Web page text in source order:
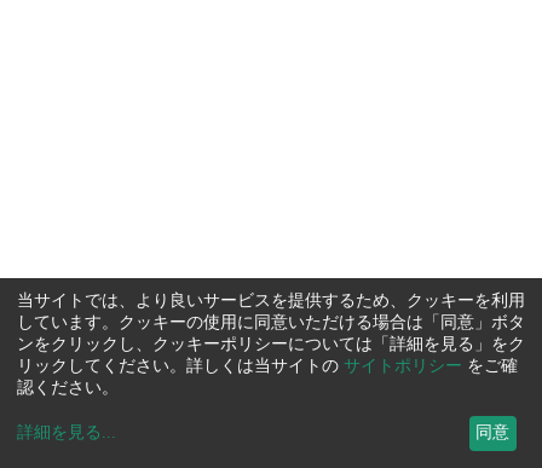
当サイトでは、より良いサービスを提供するため、クッキーを利用
しています。クッキーの使用に同意いただける場合は「同意」ボタ
ンをクリックし、クッキーポリシーについては「詳細を見る」をク
リックしてください。詳しくは当サイトの サイトポリシー をご確
認ください。
詳細を見る ... 同意